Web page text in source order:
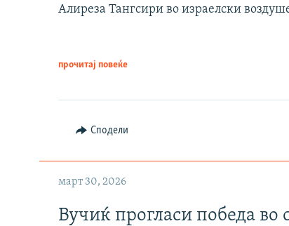
Алиреза Тангсири во израелски
прочитај повеќе
Сподели
март 30, 2026
Вучиќ прогласи победа